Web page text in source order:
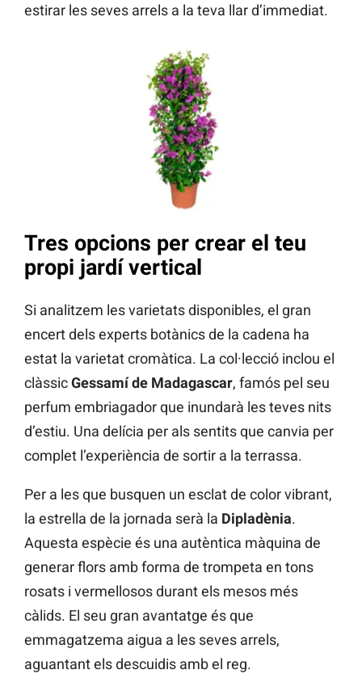
estirar les seves arrels a la teva llar d’immediat.
Tres opcions per crear el teu
propi jardí vertical
Si analitzem les varietats disponibles, el gran
encert dels experts botànics de la cadena ha
estat la varietat cromàtica. La col·lecció inclou el
clàssicGessamí de Madagascar, famós pel seu
perfum embriagador que inundarà les teves nits
d’estiu. Una delícia per als sentits que canvia per
complet l’experiència de sortir a la terrassa.
Per a les que busquen un esclat de color vibrant,
la estrella de la jornada serà la Dipladènia.
Aquesta espècie és una autèntica màquina de
generar flors amb forma de trompeta en tons
rosats i vermellosos durant els mesos més
càlids. El seu gran avantatge és que
emmagatzema aigua a les seves arrels,
aguantant els descuidis amb el reg.